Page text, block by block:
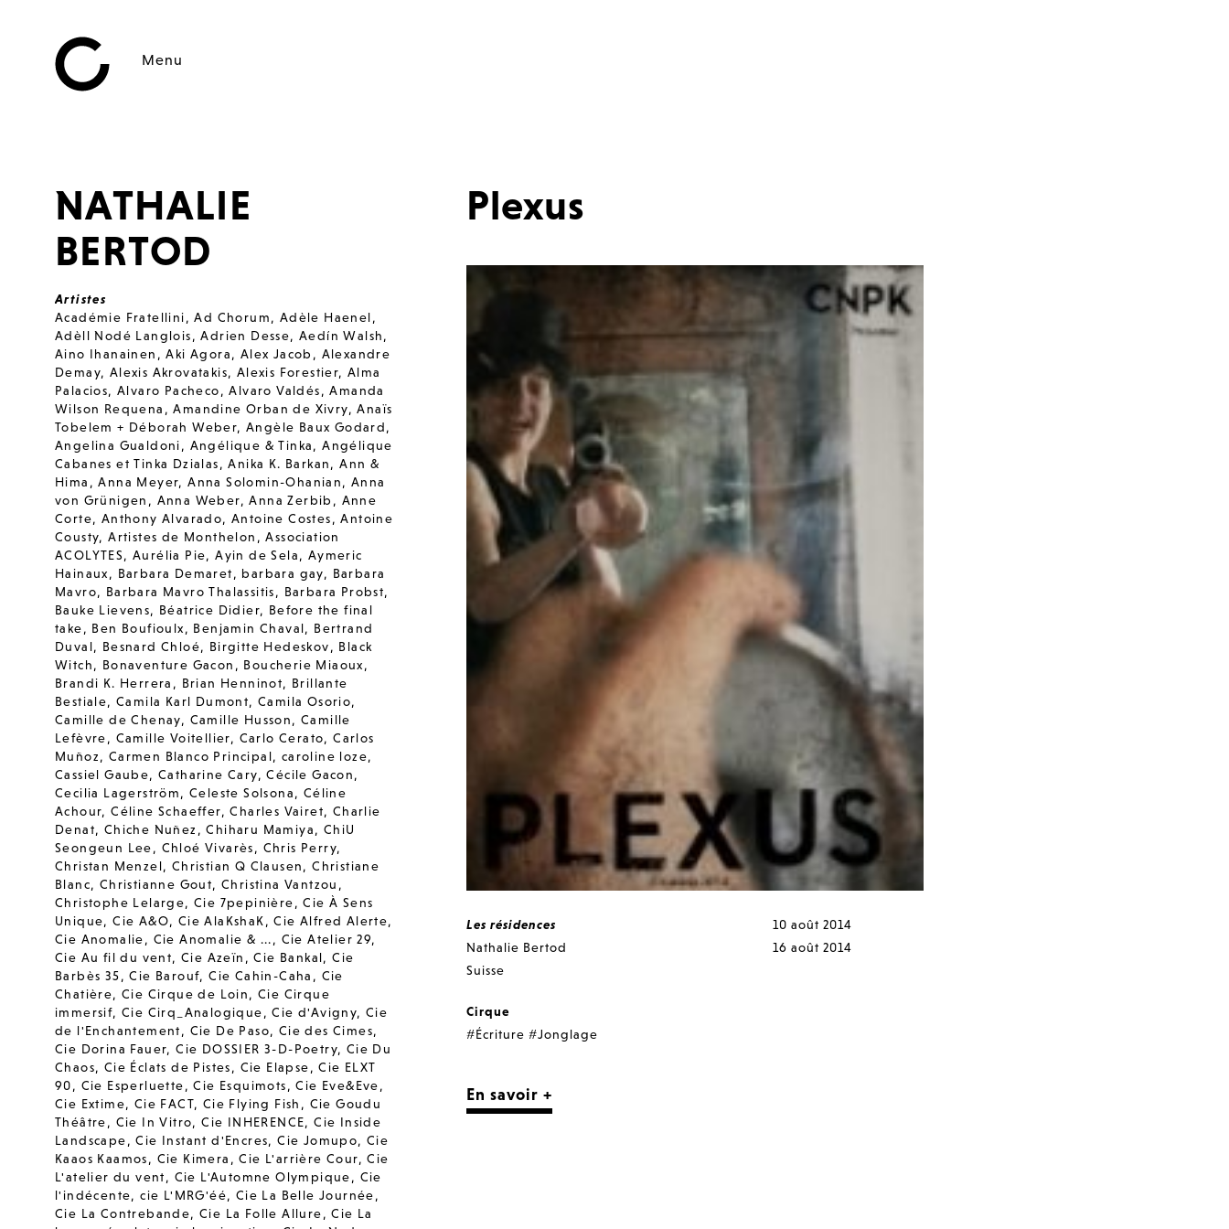
Menu
NATHALIE
BERTOD
Artistes
Académie Fratellini,Ad Chorum, Adèle Haenel,
Adèll Nodé Langlois,Adrien Desse,Aedín Walsh,
Aino Ihanainen ,Aki Agora, Alex Jacob , Alexandre
Demay, Alexis Akrovatakis, Alexis Forestier,Alma
Palacios,Alvaro Pacheco,Alvaro Valdés,Amanda
Wilson Requena ,Amandine Orban de Xivry,Anaïs
Tobelem + Déborah Weber,Angèle Baux Godard,
Angelina Gualdoni, Angélique & Tinka,Angélique
Cabanes et Tinka Dzialas,Anika K. Barkan,Ann &
Hima ,Anna Meyer,Anna Solomin-Ohanian,Anna
von Grünigen , Anna Weber,Anna Zerbib , Anne
Corte, Anthony Alvarado,Antoine Costes,Antoine
Cousty,Artistes de Monthelon ,Association
ACOLYTES,Aurélia Pie,Ayin de Sela, Aymeric
Hainaux, Barbara Demaret, barbara gay, Barbara
Mavro, Barbara Mavro Thalassitis, Barbara Probst,
Bauke Lievens, Béatrice Didier, Before the final
take, Ben Boufioulx, Benjamin Chaval, Bertrand
Duval, Besnard Chloé, Birgitte Hedeskov, Black
Witch, Bonaventure Gacon , Boucherie Miaoux,
Brandi K. Herrera , Brian Henninot, Brillante
Bestiale,Camila Karl Dumont,Camila Osorio,
Camille de Chenay, Camille Husson,Camille
Lefèvre, Camille Voitellier, Carlo Cerato,Carlos
Muñoz, Carmen Blanco Principal, caroline loze,
Cassiel Gaube,Catharine Cary,Cécile Gacon,
Cecilia Lagerström,Celeste Solsona, Céline
Achour,Céline Schaeffer,Charles Vairet, Charlie
Denat, Chiche Nuñez ,Chiharu Mamiya, ChiU
Seongeun Lee, Chloé Vivarès, Chris Perry,
Christan Menzel, Christian Q Clausen,Christiane
Blanc, Christianne Gout,Christina Vantzou ,
Christophe Lelarge,Cie 7pepinière,Cie À Sens
Unique,Cie A&O, Cie AlaKshaK,Cie Alfred Alerte,
Cie Anomalie, Cie Anomalie & ..., Cie Atelier 29,
Cie Au fil du vent,Cie Azeïn ,Cie Bankal,Cie
Barbès 35,Cie Barouf,Cie Cahin-Caha , Cie
Chatière,Cie Cirque de Loin,Cie Cirque
immersif,Cie Cirq_Analogique,Cie d'Avigny,Cie
de l'Enchantement, Cie De Paso, Cie des Cimes,
Cie Dorina Fauer,Cie DOSSIER 3-D-Poetry, Cie Du
Chaos, Cie Éclats de Pistes, Cie Elapse,Cie ELXT
90, Cie Esperluette,Cie Esquimots,Cie Eve&Eve,
Cie Extime, Cie FACT, Cie Flying Fish , Cie Goudu
Théâtre, Cie In Vitro,Cie INHERENCE,Cie Inside
Landscape,Cie Instant d'Encres,Cie Jomupo,Cie
Kaaos Kaamos, Cie Kimera ,Cie L'arrière Cour,Cie
L'atelier du vent, Cie L'Automne Olympique, Cie
l'indécente,cie L'MRG'éé, Cie La Belle Journée,
Cie La Contrebande,Cie La Folle Allure,Cie La
Plexus
Les résidences
Nathalie Bertod
Suisse
Cirque
#Écriture #Jonglage
10 août 2014
16 août 2014
En savoir +